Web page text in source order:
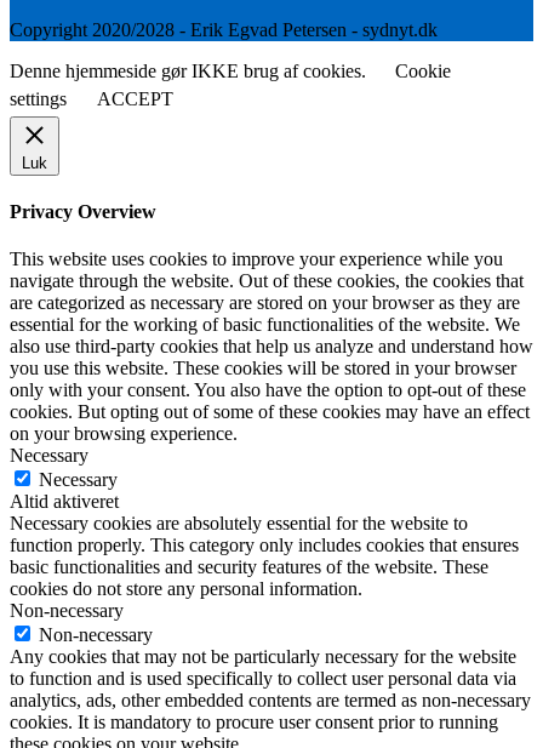
Copyright 2020/2028 - Erik Egvad Petersen - sydnyt.dk
Denne hjemmeside gør IKKE brug af cookies.
Cookie
settings
ACCEPT
Luk
Privacy Overview
This website uses cookies to improve your experience while you
navigate through the website. Out of these cookies, the cookies that
are categorized as necessary are stored on your browser as they are
essential for the working of basic functionalities of the website. We
also use third-party cookies that help us analyze and understand how
you use this website. These cookies will be stored in your browser
only with your consent. You also have the option to opt-out of these
cookies. But opting out of some of these cookies may have an effect
on your browsing experience.
Necessary
Necessary
Altid aktiveret
Necessary cookies are absolutely essential for the website to
function properly. This category only includes cookies that ensures
basic functionalities and security features of the website. These
cookies do not store any personal information.
Non-necessary
Non-necessary
Any cookies that may not be particularly necessary for the website
to function and is used specifically to collect user personal data via
analytics, ads, other embedded contents are termed as non-necessary
cookies. It is mandatory to procure user consent prior to running